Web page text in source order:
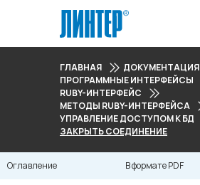
ГЛАВНАЯ
ДОКУМЕНТАЦИЯ
ПРОГРАММНЫЕ ИНТЕРФЕЙСЫ
RUBY-ИНТЕРФЕЙС
МЕТОДЫ RUBY-ИНТЕРФЕЙСА
УПРАВЛЕНИЕ ДОСТУПОМ К БД
ЗАКРЫТЬ СОЕДИНЕНИЕ
Оглавление В формате PDF